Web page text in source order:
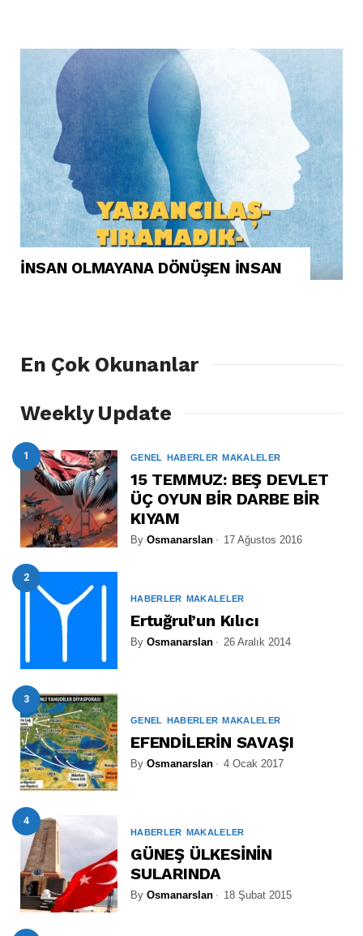
İNSAN OLMAYANA DÖNÜŞEN İNSAN
En Çok Okunanlar
Weekly Update
1 GENEL HABERLER MAKALELER
15 TEMMUZ: BEŞ DEVLET
ÜÇ OYUN BİR DARBE BİR
KIYAM
By Osmanarslan 17 Ağustos 2016
2
HABERLER MAKALELER
Ertuğrul’un Kılıcı
By Osmanarslan 26 Aralık 2014
3
GENEL HABERLER MAKALELER
EFENDİLERİN SAVAŞI
By Osmanarslan 4 Ocak 2017
4
HABERLER MAKALELER
GÜNEŞ ÜLKESİNİN
SULARINDA
By Osmanarslan 18 Şubat 2015